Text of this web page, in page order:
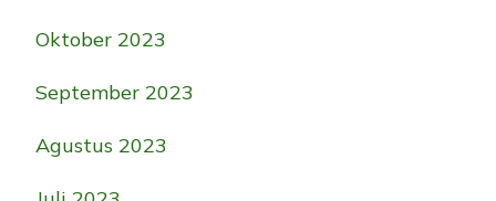
Oktober 2023
September 2023
Agustus 2023